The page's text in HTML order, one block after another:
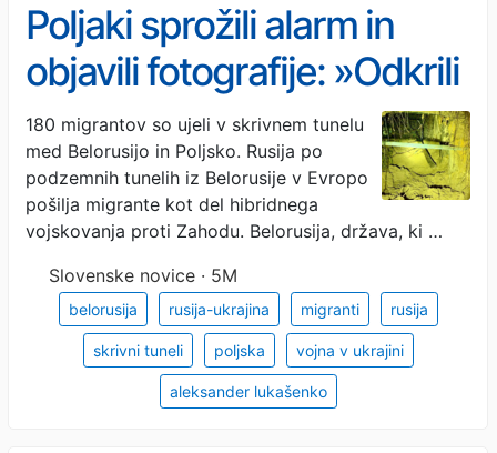
Poljaki sprožili alarm in
objavili fotografije: »Odkrili
smo ruske tajne tunele, ki
vodijo v Evropo«
180 migrantov so ujeli v skrivnem tunelu
med Belorusijo in Poljsko. Rusija po
podzemnih tunelih iz Belorusije v Evropo
pošilja migrante kot del hibridnega
vojskovanja proti Zahodu. Belorusija, država, ki …
Slovenske novice · 5M
belorusija rusija-ukrajina migranti rusija
skrivni tuneli poljska vojna v ukrajini
aleksander lukašenko